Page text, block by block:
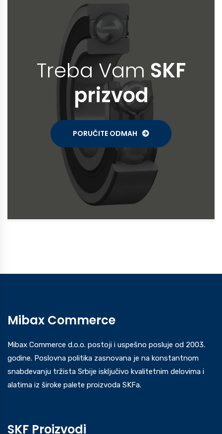
Treba Vam SKF
prizvod
PORUČITE ODMAH
Mibax Commerce
Mibax Commerce d.o.o. postoji i uspešno posluje od 2003.
godine. Poslovna politika zasnovana je na konstantnom
snabdevanju tržista Srbije isključivo kvalitetnim delovima i
alatima iz široke palete proizvoda SKFa.
SKF Proizvodi